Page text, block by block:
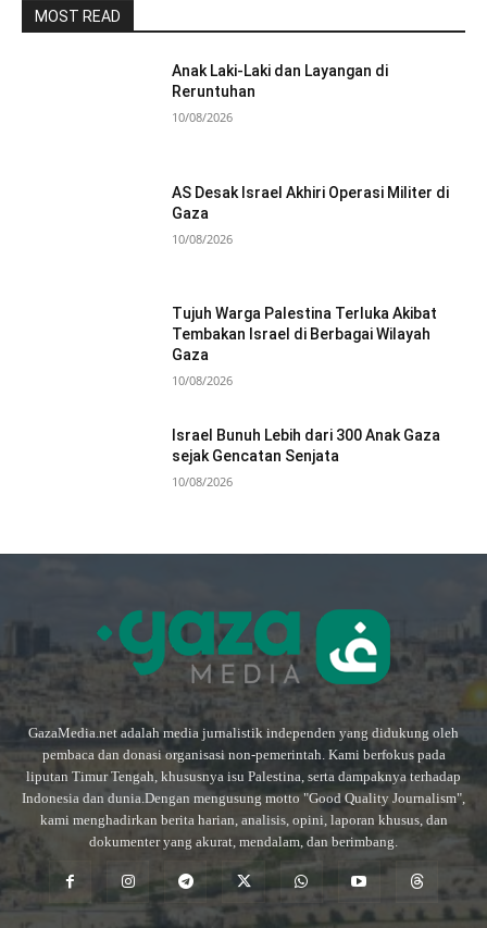
MOST READ
Anak Laki-Laki dan Layangan di
Reruntuhan
10/08/2026
AS Desak Israel Akhiri Operasi Militer di
Gaza
10/08/2026
Tujuh Warga Palestina Terluka Akibat
Tembakan Israel di Berbagai Wilayah
Gaza
10/08/2026
Israel Bunuh Lebih dari 300 Anak Gaza
sejak Gencatan Senjata
10/08/2026
GazaMedia.net adalah media jurnalistik independen yang didukung oleh
pembaca dan donasi organisasi non-pemerintah. Kami berfokus pada
liputan Timur Tengah, khususnya isu Palestina, serta dampaknya terhadap
Indonesia dan dunia.Dengan mengusung motto "Good Quality Journalism",
kami menghadirkan berita harian, analisis, opini, laporan khusus, dan
dokumenter yang akurat, mendalam, dan berimbang.